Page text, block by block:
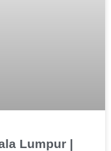
Lumpur |